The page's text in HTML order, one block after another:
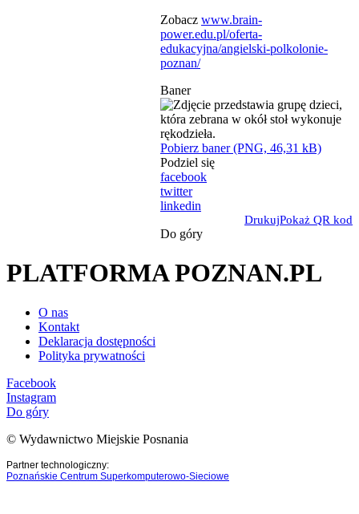
Zobacz www.brain-
power.edu.pl/oferta-
edukacyjna/angielski-polkolonie-
poznan/
Baner
Pobierz baner (PNG, 46,31 kB)
Podziel się
facebook
twitter
linkedin
DrukujPokaż QR kod
Do góry
PLATFORMA POZNAN.PL
O nas
Kontakt
Deklaracja dostępności
Polityka prywatności
Facebook
Instagram
Do góry
© Wydawnictwo Miejskie Posnania
Partner technologiczny:
Poznańskie Centrum Superkomputerowo-Sieciowe